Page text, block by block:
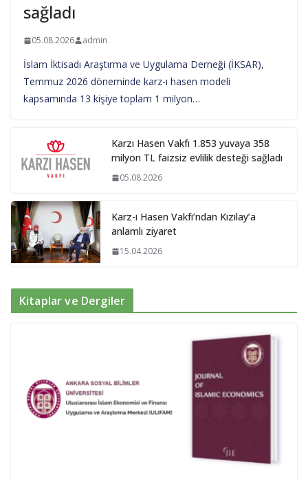
sağladı
05.08.2026 admin
İslam İktisadı Araştırma ve Uygulama Derneği (İKSAR),
Temmuz 2026 döneminde karz-ı hasen modeli
kapsamında 13 kişiye toplam 1 milyon…
Karzı Hasen Vakfı 1.853 yuvaya 358
milyon TL faizsiz evlilik desteği sağladı
05.08.2026
Karz-ı Hasen Vakfı’ndan Kızılay’a
anlamlı ziyaret
15.04.2026
Kitaplar ve Dergiler